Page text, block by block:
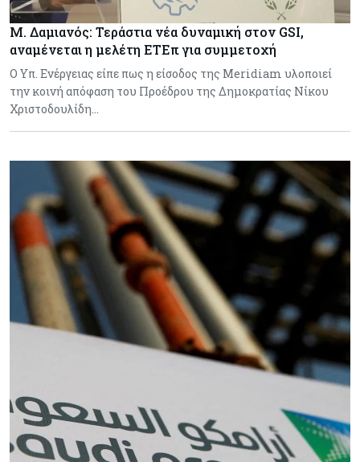
Μ. Δαμιανός: Τεράστια νέα δυναμική στον GSI,
αναμένεται η μελέτη ΕΤΕπ για συμμετοχή
Ο Υπ. Ενέργειας είπε πως η είσοδος της Meridiam υλοποιεί
την κοινή απόφαση του Προέδρου της Δημοκρατίας Νίκου
Χριστοδουλίδη…